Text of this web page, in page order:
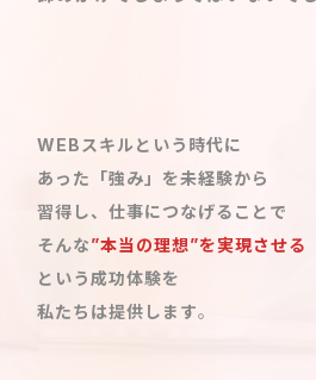
WEBスキルという時代に
あった「強み」を未経験から
習得し、仕事につなげることで
そんな”本当の理想”を実現させる
という成功体験を
私たちは提供します。